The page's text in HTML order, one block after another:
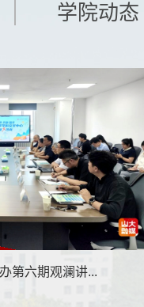
学院动态
第六期观澜讲...